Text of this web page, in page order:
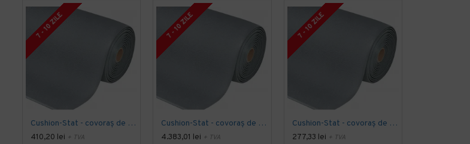
7 - 10 ZILE
Cushion-Stat - covoraș de descărcare electrostatică Dyna-Shield 825 Notrax, Gri, 91 x 150 cm
410,20 lei + TVA
7 - 10 ZILE
Cushion-Stat - covoraș de descărcare electrostatică Dyna-Shield 825 Notrax, Gri, 91 x 18.3 m
4.383,01 lei + TVA
7 - 10 ZILE
Cushion-Stat - covoraș de descărcare electrostatică Dyna-Shield 825 Notrax, Gri, 91 x metru liniar
277,33 lei + TVA